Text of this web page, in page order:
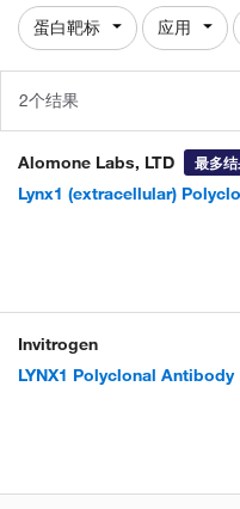
蛋白靶标 应用
2个结果
Alomone Labs, LTD 最多
Lynx1 (extracellular)
Invitrogen
LYNX1 Polyclonal Antibody